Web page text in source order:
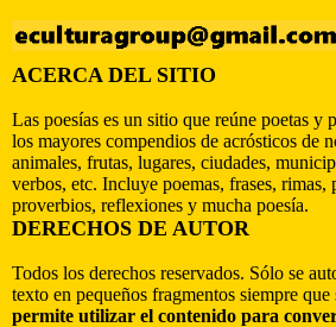
ACERCA DEL SITIO
Las poesías es un sitio que reúne poetas y
los mayores compendios de acrósticos de
animales, frutas, lugares, ciudades,
verbos, etc. Incluye poemas, frases, rimas,
proverbios, reflexiones y mucha poesía.
DERECHOS DE AUTOR
Todos los derechos reservados. Sólo se
texto en pequeños fragmentos siempre que
permite utilizar el contenido para